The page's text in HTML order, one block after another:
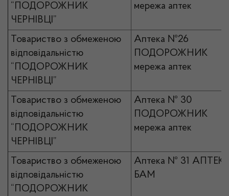
“ПОДОРОЖНИК
ЧЕРНІВЦІ”
мережа аптек
Товариство з обмеженою
відповідальністю
“ПОДОРОЖНИК
ЧЕРНІВЦІ”
Аптека №26
ПОДОРОЖНИК
мережа аптек
Товариство з обмеженою
відповідальністю
“ПОДОРОЖНИК
ЧЕРНІВЦІ”
Аптека № 30
ПОДОРОЖНИК
мережа аптек
Товариство з обмеженою
відповідальністю
“ПОДОРОЖНИК
Аптека № 31
БАМ